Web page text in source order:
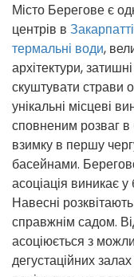
Місто Берегове є
центрів в Закарпатті
термальні води,
архітектури,
скуштувати страви
унікальні місцеві
сповненим розваг
взимку в першу
басейнами.
асоціація виникає у
Навесні
справжнім садом.
асоціюється з
дегустаційних